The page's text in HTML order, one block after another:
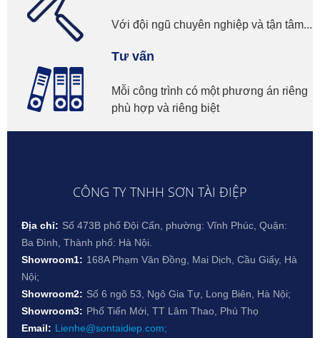
Với đội ngũ chuyên nghiệp và tận tâm...
Tư vấn
Mỗi công trình có một phương án riêng
phù hợp và riêng biệt
CÔNG TY TNHH SƠN TÀI ĐIỆP
Địa chỉ: Số 473B phố Đội Cấn, phường: Vĩnh Phúc, Quận:
Ba Đình, Thành phố: Hà Nội.
Showroom1: 168A Phạm Văn Đồng, Mai Dịch, Cầu Giấy, Hà
Nội;
Showroom2: Số 6 ngõ 53, Ngô Gia Tự, Long Biên, Hà Nội;
Showroom3: Phố Tiến Mới, TT Lâm Thao, Phú Thọ
Email: Lienhe@sontaidiep.com;